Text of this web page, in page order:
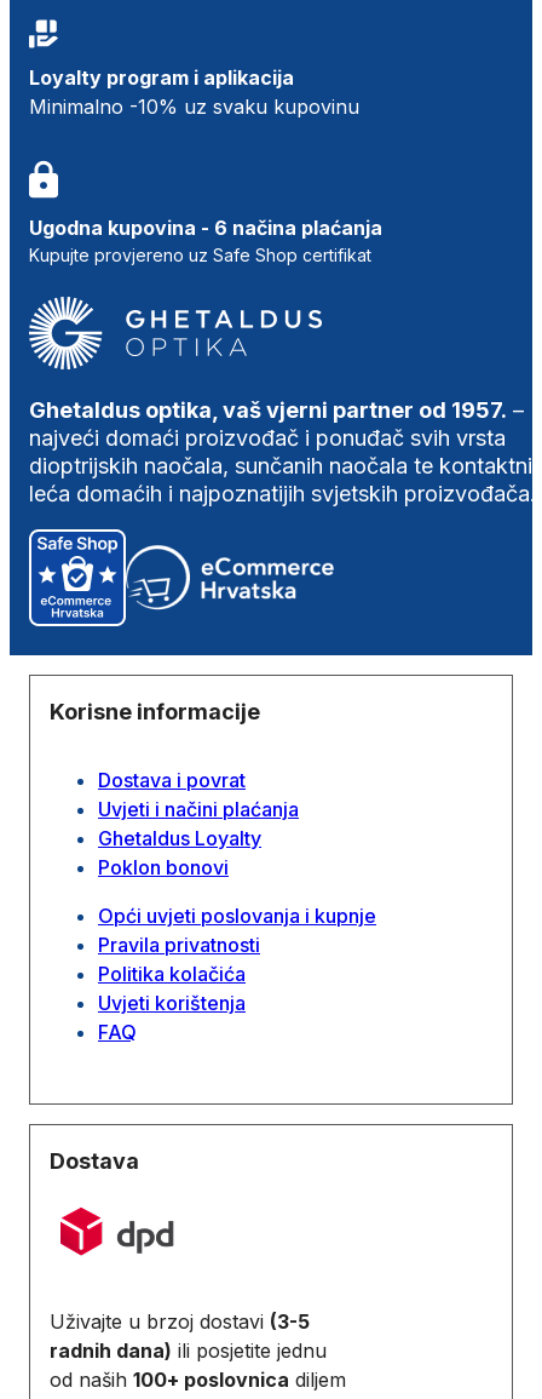
Loyalty program i aplikacija
Minimalno -10% uz svaku kupovinu
Ugodna kupovina - 6 načina plaćanja
Kupujte provjereno uz Safe Shop certifikat
Ghetaldus optika, vaš vjerni partner od 1957. –
najveći domaći proizvođač i ponuđač svih vrsta
dioptrijskih naočala, sunčanih naočala te
leća domaćih i najpoznatijih svjetskih proizvođača.
Korisne informacije
Dostava i povrat
Uvjeti i načini plaćanja
Ghetaldus Loyalty
Poklon bonovi
Opći uvjeti poslovanja i kupnje
Pravila privatnosti
Politika kolačića
Uvjeti korištenja
FAQ
Dostava
Uživajte u brzoj dostavi (3-5
radnih dana) ili posjetite jednu
od naših 100+ poslovnica diljem